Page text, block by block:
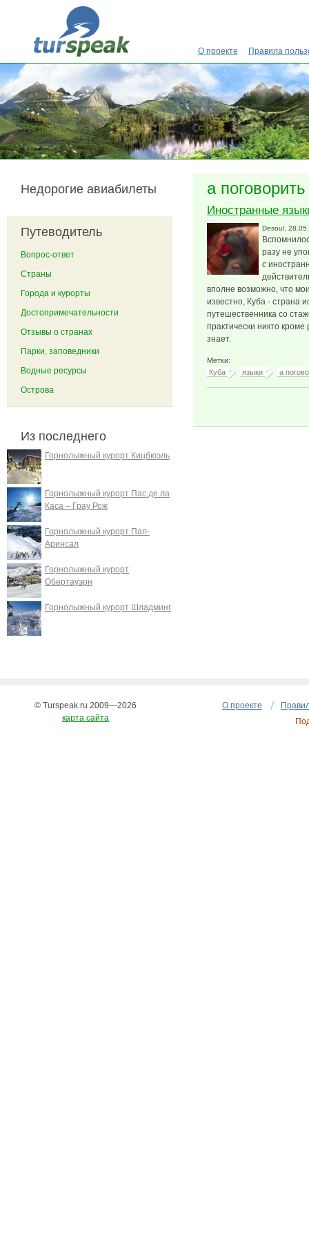
Перейти к основному содержанию
О проекте Правила
а поговорить
Иностранные
Desoul ,
разу не
с
вполне возможно, что
известно, Куба - страна
путешественника со
практически никто кроме
знает.
Метки:
Куба
языки а
Недорогие авиабилеты
Путеводитель
Вопрос-ответ
Страны
Города и курорты
Достопримечательности
Отзывы о странах
Парки, заповедники
Водные ресурсы
Острова
Из последнего
Горнолыжный курорт Кицбюэль
Горнолыжный курорт Пас де ла
Каса – Грау Рож
Горнолыжный курорт Пал-
Аринсал
Горнолыжный курорт
Обертауэрн
Горнолыжный курорт Шладминг
О проекте
© Turspeak.ru 2009—2026
карта сайта